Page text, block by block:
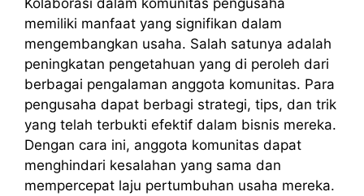
memiliki manfaat yang signifikan dalam
mengembangkan usaha. Salah satunya adalah
peningkatan pengetahuan yang di peroleh dari
berbagai pengalaman anggota komunitas. Para
pengusaha dapat berbagi strategi, tips, dan trik
yang telah terbukti efektif dalam bisnis mereka.
Dengan cara ini, anggota komunitas dapat
menghindari kesalahan yang sama dan
mempercepat laju pertumbuhan usaha mereka.